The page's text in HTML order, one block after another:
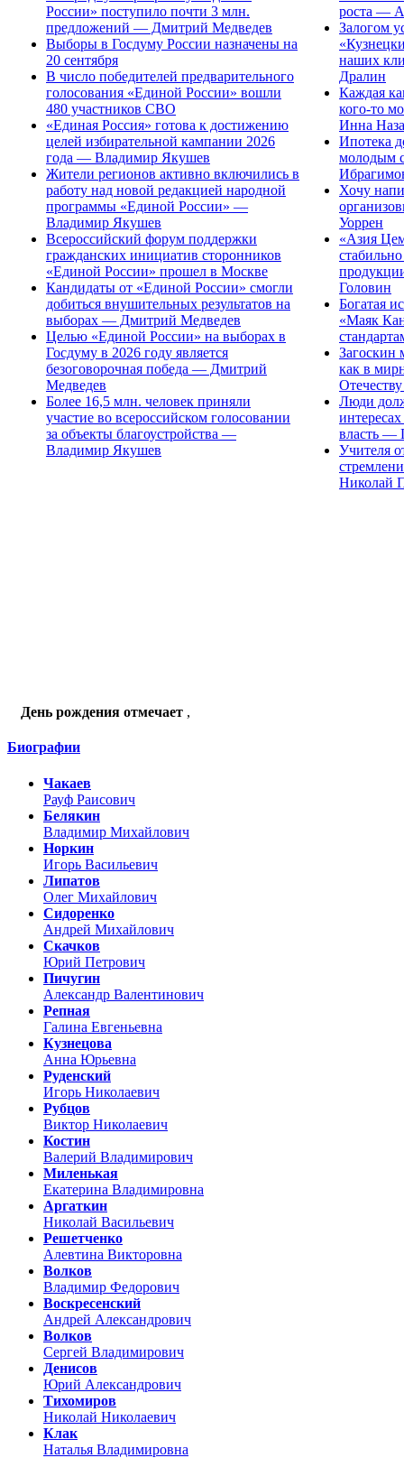
России» поступило почти 3 млн.
предложений — Дмитрий Медведев
Выборы в Госдуму России назначены на
20 сентября
В число победителей предварительного
голосования «Единой России» вошли
480 участников СВО
«Единая Россия» готова к достижению
целей избирательной кампании 2026
года — Владимир Якушев
Жители регионов активно включились в
работу над новой редакцией народной
программы «Единой России» —
Владимир Якушев
Всероссийский форум поддержки
гражданских инициатив сторонников
«Единой России» прошел в Москве
Кандидаты от «Единой России» смогли
добиться внушительных результатов на
выборах — Дмитрий Медведев
Целью «Единой России» на выборах в
Госдуму в 2026 году является
безоговорочная победа — Дмитрий
Медведев
Более 16,5 млн. человек приняли
участие во всероссийском голосовании
за объекты благоустройства —
Владимир Якушев
роста —
Залогом
наших
Дралин
Каждая
кого-то
Инна
Ипотека
молодым
Хочу
Уоррен
«Азия
Головин
Богатая
«Маяк
Загоскин
как в
Люди
власть —
Учителя
Николай
День рождения отмечает ,
Биографии
Чакаев
Рауф Раисович
Белякин
Владимир Михайлович
Норкин
Игорь Васильевич
Липатов
Олег Михайлович
Сидоренко
Андрей Михайлович
Скачков
Юрий Петрович
Пичугин
Александр Валентинович
Репная
Галина Евгеньевна
Кузнецова
Анна Юрьевна
Руденский
Игорь Николаевич
Рубцов
Виктор Николаевич
Костин
Валерий Владимирович
Миленькая
Екатерина Владимировна
Аргаткин
Николай Васильевич
Решетченко
Алевтина Викторовна
Волков
Владимир Федорович
Воскресенский
Андрей Александрович
Волков
Сергей Владимирович
Денисов
Юрий Александрович
Тихомиров
Николай Николаевич
Клак
Наталья Владимировна